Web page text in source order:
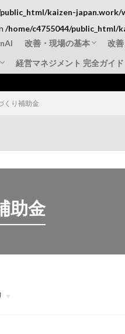
public_html/kaizen-
/home/c4755044/
改善・現場の基本
品質管理
TPM
IE手法・標準化
改
経営マネジメント 完全ガイド
くり補助金
助金